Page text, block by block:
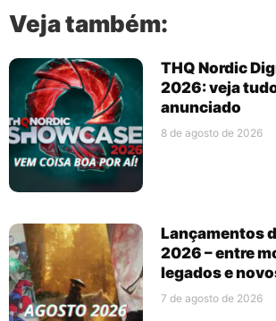
Veja também:
THQ Nordic
2026: veja
anunciado
8 de agosto de 2026
Lançamentos
2026 – entre
legados e
7 de agosto de 2026